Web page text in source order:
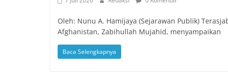
Oleh: Nunu A. Hamijaya (Sejarawan Publik)
Afghanistan, Zabihullah Mujahid, menyampaikan
Baca Selengkapnya